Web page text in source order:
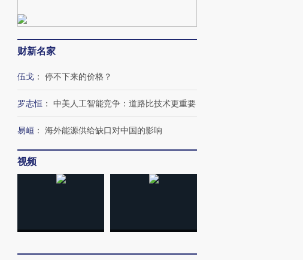
财新名家
伍戈 ： 停不下来的价格？
罗志恒 ： 中美人工智能竞争：道路比技术更重要
易峘 ： 海外能源供给缺口对中国的影响
视频